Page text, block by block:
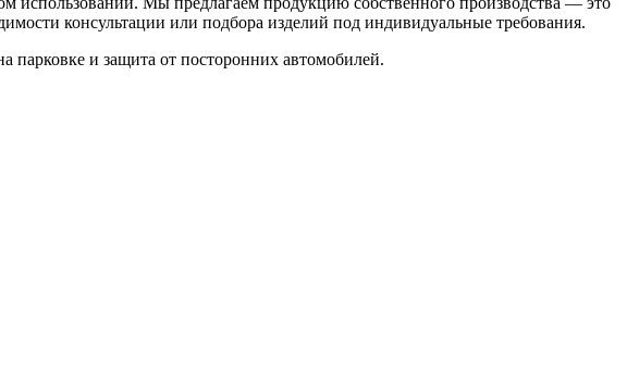
консультации или подбора изделий под индивидуальные требования.
и защита от посторонних автомобилей.